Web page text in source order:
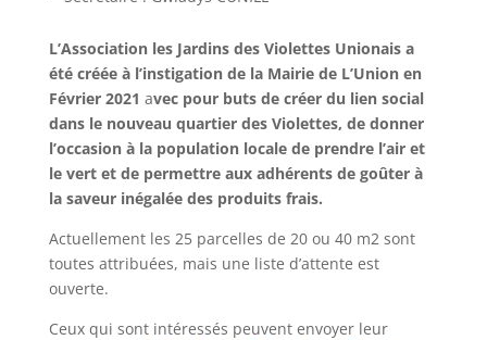
L’Association les Jardins des Violettes Unionais a
été créée à l’instigation de la Mairie de L’Union en
Février 2021 avec pour buts de créer du lien social
dans le nouveau quartier des Violettes, de donner
l’occasion à la population locale de prendre l’air et
le vert et de permettre aux adhérents de goûter à
la saveur inégalée des produits frais.
Actuellement les 25 parcelles de 20 ou 40 m2 sont
toutes attribuées, mais une liste d’attente est
ouverte.
Ceux qui sont intéressés peuvent envoyer leur